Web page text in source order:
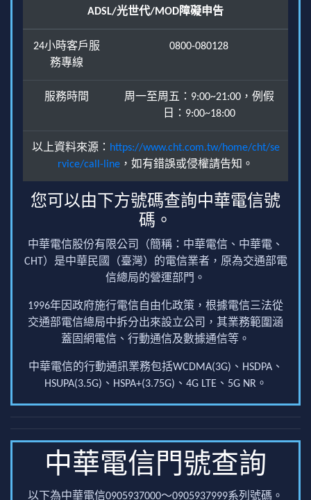
ADSL/光世代/MOD障礙申告
24小時客戶服
務專線
0800-080128
服務時間
周一至周五：9:00~21:00，例假
日：9:00~18:00
以上資料來源： https://www.cht.com.tw/home/cht/se
rvice/call-line ，如有錯誤或侵權請告知。
您可以由下方號碼查詢中華電信號
碼。
中華電信股份有限公司（簡稱：中華電信、中華電、
CHT）是中華民國（臺灣）的電信業者，原為交通部電
信總局的營運部門。
1996年因政府施行電信自由化政策，根據電信三法從
交通部電信總局中拆分出來設立公司，其業務範圍涵
蓋固網電信、行動通信及數據通信等。
中華電信的行動通訊業務包括WCDMA(3G)、HSDPA、
HSUPA(3.5G)、HSPA+(3.75G)、4G LTE、5G NR。
中華電信門號查詢
以下為中華電信0905937000～0905937999系列號碼。